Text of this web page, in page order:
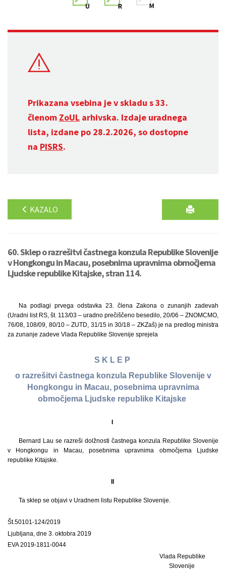
Prikazana vsebina je v skladu s 33.
členom ZoUL arhivska. Izdaje uradnega
lista, izdane po 28.2.2026, so dostopne
na PISRS.
KAZALO
60. Sklep o razrešitvi častnega konzula Republike Slovenije
v Hongkongu in Macau, posebnima upravnima območjema
Ljudske republike Kitajske, stran 114.
Na podlagi prvega odstavka 23. člena Zakona o zunanjih zadevah
(Uradni list RS, št. 113/03 – uradno prečiščeno besedilo, 20/06 – ZNOMCMO,
76/08, 108/09, 80/10 – ZUTD, 31/15 in 30/18 – ZKZaš) je na predlog ministra
za zunanje zadeve Vlada Republike Slovenije sprejela
S K L E P
o razrešitvi častnega konzula Republike Slovenije v
Hongkongu in Macau, posebnima upravnima
območjema Ljudske republike Kitajske
Bernard Lau se razreši dolžnosti častnega konzula Republike Slovenije
v Hongkongu in Macau, posebnima upravnima območjema Ljudske
republike Kitajske.
Ta sklep se objavi v Uradnem listu Republike Slovenije.
Št.50101-124/2019
Ljubljana, dne 3. oktobra 2019
EVA 2019-1811-0044
Vlada Republike
Slovenije